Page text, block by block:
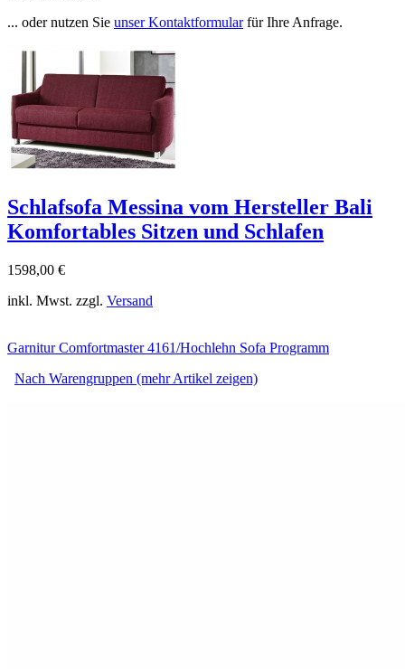
... oder nutzen Sie unser Kontaktformularfür Ihre Anfrage.
Schlafsofa Messina vom Hersteller Bali
Komfortables Sitzen und Schlafen
1598,00 €
inkl. Mwst. zzgl. Versand
Garnitur Comfortmaster 4161/Hochlehn Sofa Programm
Nach Warengruppen (mehr Artikel zeigen)